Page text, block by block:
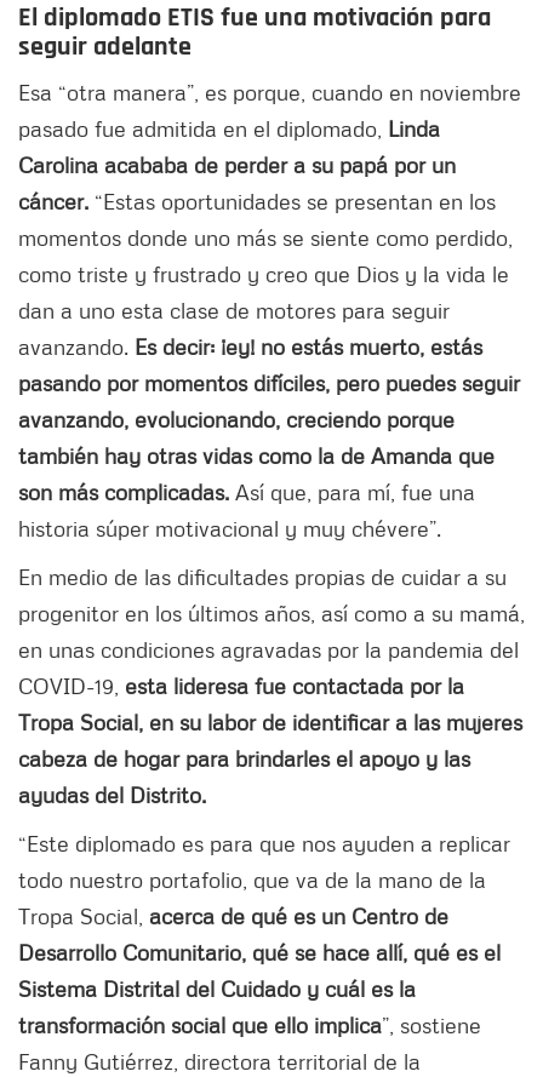
El diplomado ETIS fue una motivación para
seguir adelante
Esa “otra manera”, es porque, cuando en noviembre
pasado fue admitida en el diplomado, Linda
Carolina acababa de perder a su papá por un
cáncer. “Estas oportunidades se presentan en los
momentos donde uno más se siente como perdido,
como triste y frustrado y creo que Dios y la vida le
dan a uno esta clase de motores para seguir
avanzando. Es decir: ¡ey! no estás muerto, estás
pasando por momentos difíciles, pero puedes seguir
avanzando, evolucionando, creciendo porque
también hay otras vidas como la de Amanda que
son más complicadas. Así que, para mí, fue una
historia súper motivacional y muy chévere”.
En medio de las dificultades propias de cuidar a su
progenitor en los últimos años, así como a su mamá,
en unas condiciones agravadas por la pandemia del
COVID-19, esta lideresa fue contactada por la
Tropa Social, en su labor de identificar a las mujeres
cabeza de hogar para brindarles el apoyo y las
ayudas del Distrito.
“Este diplomado es para que nos ayuden a replicar
todo nuestro portafolio, que va de la mano de la
Tropa Social, acerca de qué es un Centro de
Desarrollo Comunitario, qué se hace allí, qué es el
Sistema Distrital del Cuidado y cuál es la
transformación social que ello implica”, sostiene
Fanny Gutiérrez, directora territorial de la